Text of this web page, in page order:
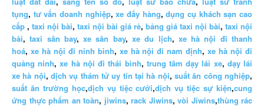
tụng, tư vấn doanh nghiệp,xe đẩy hàng,dụng cụ khách sạn cao
cấp , taxi nội bài, taxi nội bài giá rẻ, bảng giá taxi nội bài, taxi nội
bài,taxi sân bay,xe sân bay,xe du lịch, xe hà nội đi thanh
hoá, xe hà nội đi ninh bình, xe hà nội đi nam định,xe hà nội đi
quảng ninh,xe hà nội đi thái bình, trung tâm dạy lái xe, dạy lái
xe hà nội,dịch vụ thám tử uy tín tại hà nội,suất ăn công nghiệp,
suất ăn trường học,dịch vụ tiệc cưới,dịch vụ tiệc sự kiện,cung
ứng thực phẩm an toàn, jiwins, rack Jiwins, vòi Jiwins,thùng rác